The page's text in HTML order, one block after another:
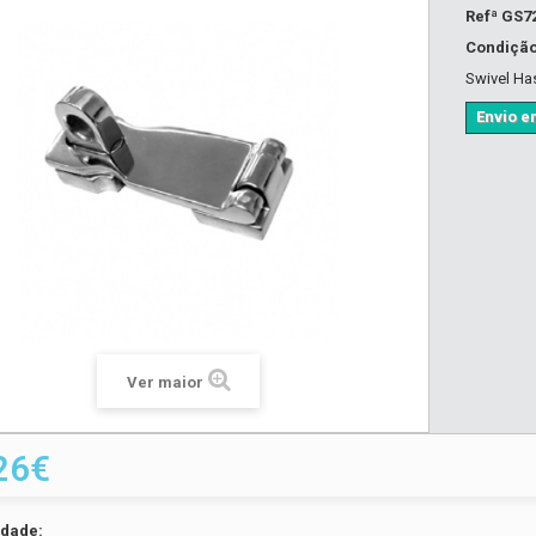
Ver maior
Refª
Swivel
Envio